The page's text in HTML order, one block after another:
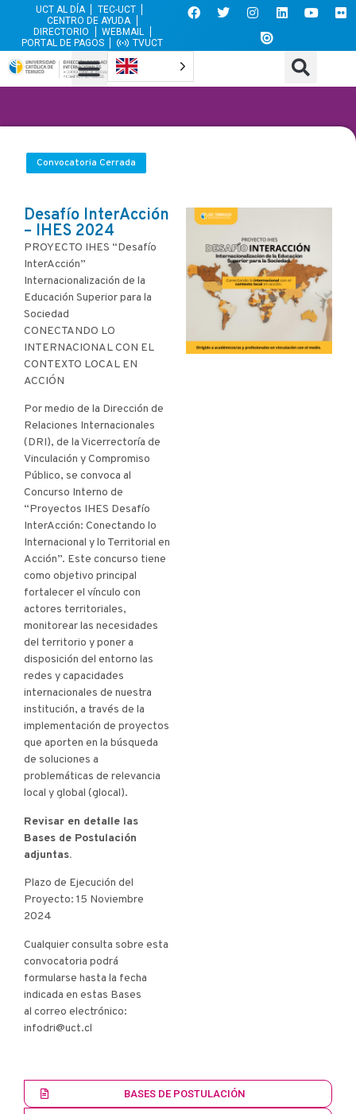
UCT AL DÍA
TEC-UCT
CENTRO DE AYUDA
DIRECTORIO
WEBMAIL
PORTAL DE PAGOS
TVUCT
Convocatoria Cerrada
Desafío InterAcción
– IHES 2024
PROYECTO IHES “Desafío
InterAcción”
Internacionalización de la
Educación Superior para la
Sociedad
CONECTANDO LO
INTERNACIONAL CON EL
CONTEXTO LOCAL EN
ACCIÓN
Por medio de la Dirección de
Relaciones Internacionales
(DRI), de la Vicerrectoría de
Vinculación y Compromiso
Público, se convoca al
Concurso Interno de
“Proyectos IHES Desafío
InterAcción: Conectando lo
Internacional y lo Territorial en
Acción”. Este concurso tiene
como objetivo principal
fortalecer el vínculo con
actores territoriales,
monitorear las necesidades
del territorio y poner a
disposición del entorno las
redes y capacidades
internacionales de nuestra
institución, a través de la
implementación de proyectos
que aporten en la búsqueda
de soluciones a
problemáticas de relevancia
local y global (glocal).
Revisar en detalle las
Bases de Postulación
adjuntas.
Plazo de Ejecución del
Proyecto: 15 Noviembre
2024
Cualquier consulta sobre esta
convocatoria podrá
formularse hasta la fecha
indicada en estas Bases
al correo electrónico:
infodri@uct.cl
BASES DE POSTULACIÓN